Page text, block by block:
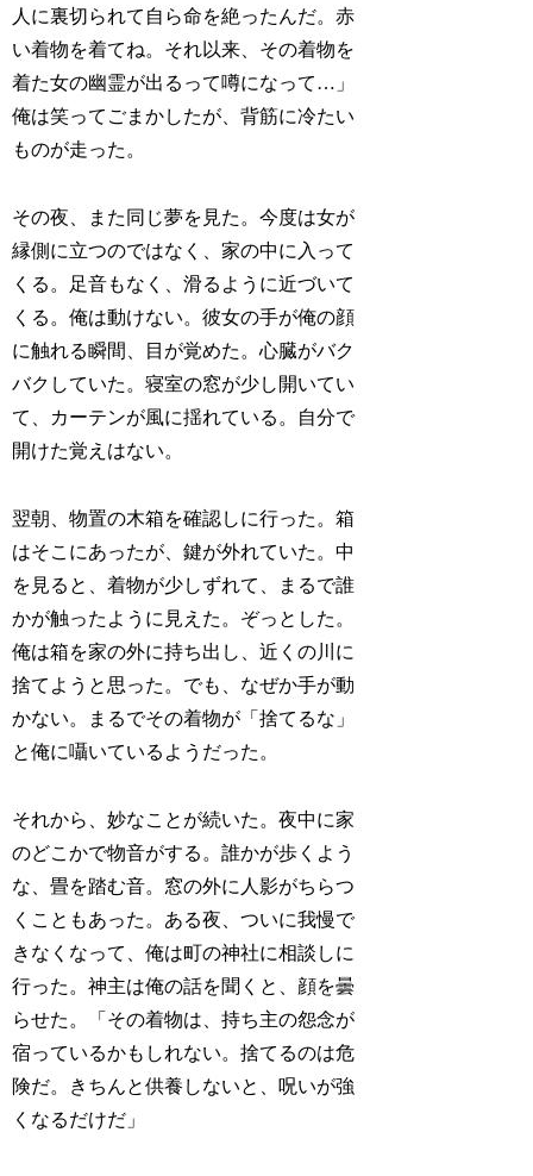
人に裏切られて自ら命を絶ったんだ。赤
い着物を着てね。それ以来、その着物を
着た女の幽霊が出るって噂になって…」
俺は笑ってごまかしたが、背筋に冷たい
ものが走った。
その夜、また同じ夢を見た。今度は女が
縁側に立つのではなく、家の中に入って
くる。足音もなく、滑るように近づいて
くる。俺は動けない。彼女の手が俺の顔
に触れる瞬間、目が覚めた。心臓がバク
バクしていた。寝室の窓が少し開いてい
て、カーテンが風に揺れている。自分で
開けた覚えはない。
翌朝、物置の木箱を確認しに行った。箱
はそこにあったが、鍵が外れていた。中
を見ると、着物が少しずれて、まるで誰
かが触ったように見えた。ぞっとした。
俺は箱を家の外に持ち出し、近くの川に
捨てようと思った。でも、なぜか手が動
かない。まるでその着物が「捨てるな」
と俺に囁いているようだった。
それから、妙なことが続いた。夜中に家
のどこかで物音がする。誰かが歩くよう
な、畳を踏む音。窓の外に人影がちらつ
くこともあった。ある夜、ついに我慢で
きなくなって、俺は町の神社に相談しに
行った。神主は俺の話を聞くと、顔を曇
らせた。「その着物は、持ち主の怨念が
宿っているかもしれない。捨てるのは危
険だ。きちんと供養しないと、呪いが強
くなるだけだ」